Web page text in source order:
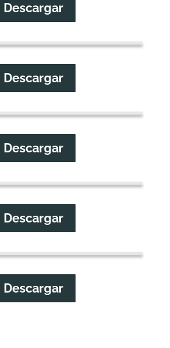
Descargar
Descargar
Descargar
Descargar
Descargar